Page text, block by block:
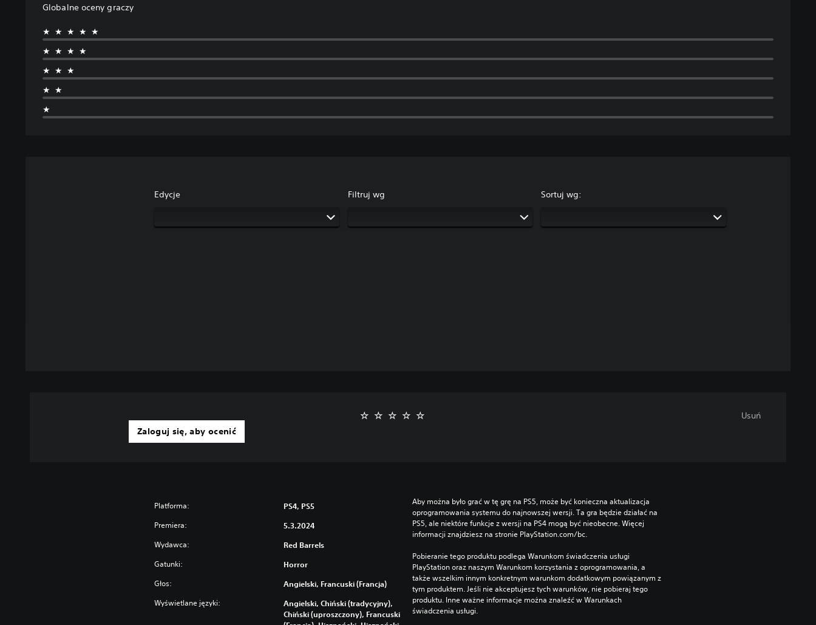
Globalne oceny graczy
★★★★★
★★★★
★★★
★★
★
Edycje Filtruj wg Sortuj wg:
Zaloguj się, aby ocenić
Usuń
Platforma: PS4, PS5
Premiera: 5.3.2024
Wydawca: Red Barrels
Gatunki: Horror
Głos: Angielski, Francuski (Francja)
Wyświetlane języki:
Angielski, Chiński (tradycyjny),
Chiński (uproszczony), Francuski
Aby można było grać w tę grę na PS5, może być konieczna aktualizacja
oprogramowania systemu do najnowszej wersji. Ta gra będzie działać na
PS5, ale niektóre funkcje z wersji na PS4 mogą być nieobecne. Więcej
informacji znajdziesz na stronie PlayStation.com/bc.
Pobieranie tego produktu podlega Warunkom świadczenia usługi
PlayStation oraz naszym Warunkom korzystania z oprogramowania, a
także wszelkim innym konkretnym warunkom dodatkowym powiązanym z
tym produktem. Jeśli nie akceptujesz tych warunków, nie pobieraj tego
produktu. Inne ważne informacje można znaleźć w Warunkach
świadczenia usługi.